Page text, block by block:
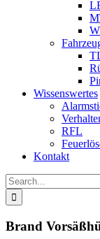
Wissenswertes
RFL
Kontakt
Search
for:
Brand